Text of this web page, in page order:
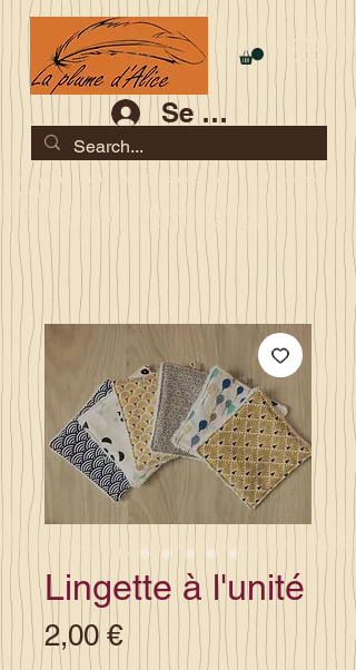
Se connecter
Les commandes jusqu'au 2 août sont garanties pour la
rentrée
Je serai en congés du 10 au 23 août
Lingette à l'unité
2,00 €Prix